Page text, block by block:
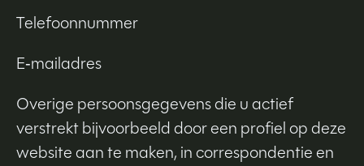
Telefoonnummer
E-mailadres
Overige persoonsgegevens die u actief
verstrekt bijvoorbeeld door een profiel op deze
website aan te maken, in correspondentie en